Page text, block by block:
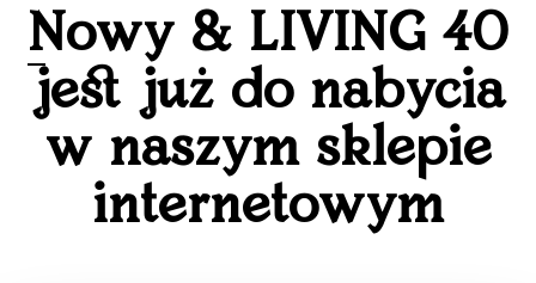
Nowy & LIVING 40
jest już do nabycia
w naszym sklepie
internetowym